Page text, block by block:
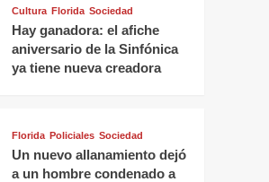
Cultura Florida Sociedad
Hay ganadora: el afiche
aniversario de la Sinfónica
ya tiene nueva creadora
Florida Policiales Sociedad
Un nuevo allanamiento dejó
a un hombre condenado a